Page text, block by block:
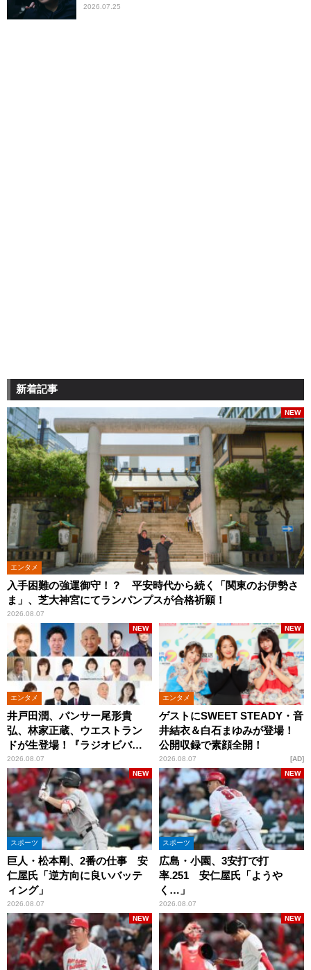
2026.07.25
新着記事
エンタメ
入手困難の強運御守！？ 平安時代から続く「関東のお伊勢さ
ま」、芝大神宮にてランパンプスが合格祈願！
2026.08.07
NEW
エンタメ
井戸田潤、パンサー尾形貴
弘、林家正蔵、ウエストラン
ドが生登場！『ラジオビバリ
ー昼ズ』
2026.08.07
NEW
エンタメ
ゲストにSWEET STEADY・音
井結衣＆白石まゆみが登場！
公開収録で素顔全開！
2026.08.07
NEW
AD
スポーツ
巨人・松本剛、2番の仕事 安
仁屋氏「逆方向に良いバッテ
ィング」
2026.08.07
NEW
スポーツ
広島・小園、3安打で打
率.251 安仁屋氏「ようや
く…」
2026.08.07
NEW
NEW NEW